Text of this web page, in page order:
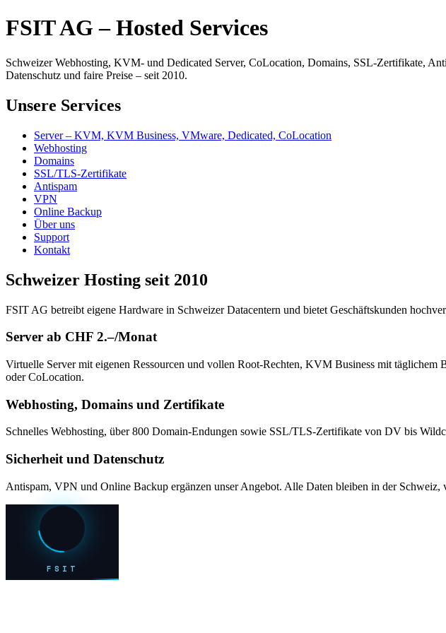
FSIT AG – Hosted Services
Schweizer Webhosting, KVM- und Dedicated Server, CoLocation, Domains, SSL-Zertifikate,
Datenschutz und faire Preise – seit 2010.
Unsere Services
Server – KVM, KVM Business, VMware, Dedicated, CoLocation
Webhosting
Domains
SSL/TLS-Zertifikate
Antispam
VPN
Online Backup
Über uns
Support
Kontakt
Schweizer Hosting seit 2010
FSIT AG betreibt eigene Hardware in Schweizer Datacentern und bietet Geschäftskunden
Server ab CHF 2.–/Monat
Virtuelle Server mit eigenen Ressourcen und vollen Root-Rechten, KVM Business mit
oder CoLocation.
Webhosting, Domains und Zertifikate
Schnelles Webhosting, über 800 Domain-Endungen sowie SSL/TLS-Zertifikate von DV bis
Sicherheit und Datenschutz
Antispam, VPN und Online Backup ergänzen unser Angebot. Alle Daten bleiben in der
FSIT